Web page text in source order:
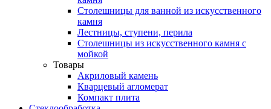
Столешницы для ванной из искусственного
камня
Лестницы, ступени, перила
Столешницы из искусственного камня с
мойкой
Товары
Акриловый камень
Кварцевый агломерат
Компакт плита